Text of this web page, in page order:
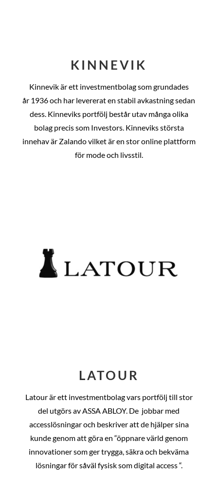
KINNEVIK
Kinnevik är ett investmentbolag som grundades
år 1936 och har levererat en stabil avkastning sedan
dess. Kinneviks portfölj består utav många olika
bolag precis som Investors. Kinneviks största
innehav är Zalando vilket är en stor online plattform
för mode och livsstil.
LATOUR
Latour är ett investmentbolag vars portfölj till stor
del utgörs av ASSA ABLOY. De jobbar med
accesslösningar och beskriver att de hjälper sina
kunde genom att göra en “öppnare värld genom
innovationer som ger trygga, säkra och bekväma
lösningar för såväl fysisk som digital access “.